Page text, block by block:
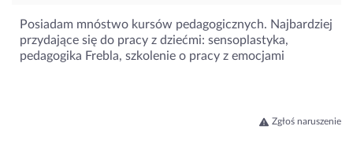
Posiadam mnóstwo kursów pedagogicznych. Najbardziej
przydające się do pracy z dziećmi: sensoplastyka,
pedagogika Frebla, szkolenie o pracy z emocjami
Zgłoś naruszenie